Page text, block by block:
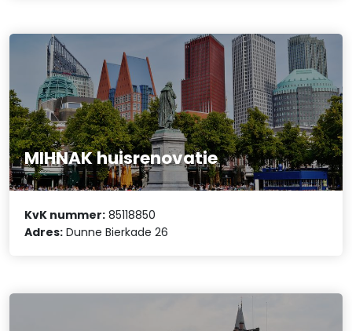
MIHNAK huisrenovatie
KvK nummer: 85118850
Adres: Dunne Bierkade 26